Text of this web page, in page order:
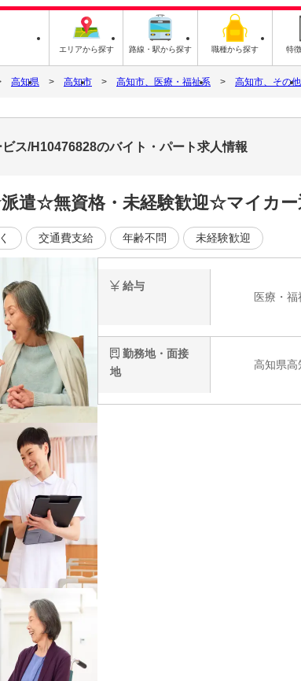
エリアから探す 路線・駅から探す 職種から探す 特
高知県 高知市 高知市、医療・福祉系 高知市、その他
ス/H10476828のバイト・パート求人情報
遣☆無資格・未経験歓迎☆マイカ
交通費支給 年齢不問 未経験歓迎
給与
医療・福
勤務地・面接
地
高知県高